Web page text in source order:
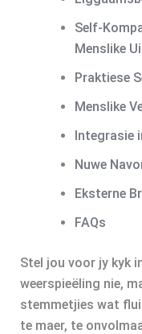
Self-
Menslike
Praktiese
Menslike
Integrasie
Nuwe
Eksterne
FAQs
Stel jou voor jy kyk
weerspieëling nie,
stemmetjies wat
te maer, te